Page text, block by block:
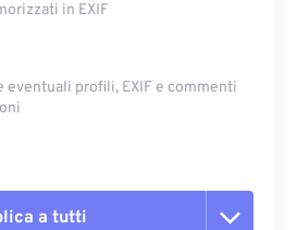
in EXIF
eventuali profili, EXIF ​​e commenti
a tutti